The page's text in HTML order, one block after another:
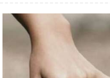
+14